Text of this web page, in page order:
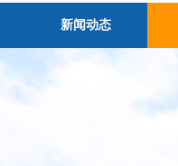
新闻动态